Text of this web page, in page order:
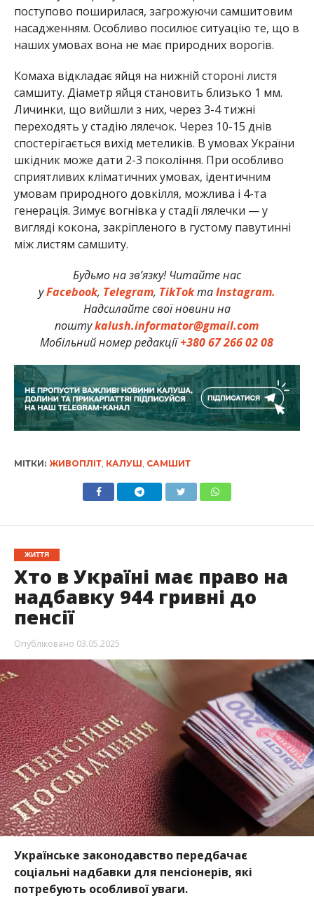
поступово поширилася, загрожуючи самшитовим
насадженням. Особливо посилює ситуацію те, що в
наших умовах вона не має природних ворогів.
Комаха відкладає яйця на нижній стороні листя
самшиту. Діаметр яйця становить близько 1 мм.
Личинки, що вийшли з них, через 3-4 тижні
переходять у стадію лялечок. Через 10-15 днів
спостерігається вихід метеликів. В умовах України
шкідник може дати 2-3 покоління. При особливо
сприятливих кліматичних умовах, ідентичним
умовам природного довкілля, можлива і 4-та
генерація. Зимує вогнівка у стадії лялечки — у
вигляді кокона, закріпленого в густому павутинні
між листям самшиту.
Будьмо на зв’язку! Читайте нас
уFacebook, Telegram, TikTokтаInstagram.
Надсилайте свої новини на
поштуkalush.informator@gmail.com
Мобільний номер редакції+380 67 266 02 08
МІТКИ: ЖИВОПЛІТ, КАЛУШ, САМШИТ
ЖИТТЯ
Хто в Україні має право на
надбавку 944 гривні до
пенсії
Опубліковано 03.05.2025
Українське законодавство передбачає
соціальні надбавки для пенсіонерів, які
потребують особливої уваги.